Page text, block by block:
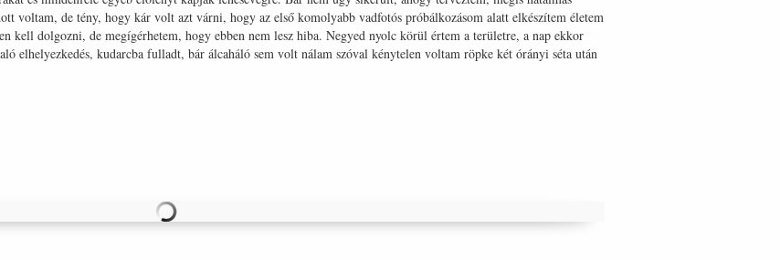
voltam, de tény, hogy kár volt azt várni, hogy az első komolyabb vadfotós próbálkozásom alatt elkészítem életem
kell dolgozni, de megígérhetem, hogy ebben nem lesz hiba. Negyed nyolc körül értem a területre, a nap ekkor
elhelyezkedés, kudarcba fulladt, bár álcaháló sem volt nálam szóval kénytelen voltam röpke két órányi séta után